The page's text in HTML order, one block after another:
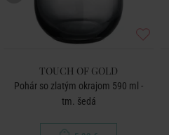
TOUCH OF GOLD
Pohár so zlatým okrajom 590 ml -
tm. šedá